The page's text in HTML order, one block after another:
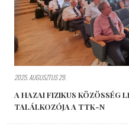
2025. AUGUSZTUS 29.
A HAZAI FIZIKUS KÖZÖSSÉG
TALÁLKOZÓJA A TTK-N